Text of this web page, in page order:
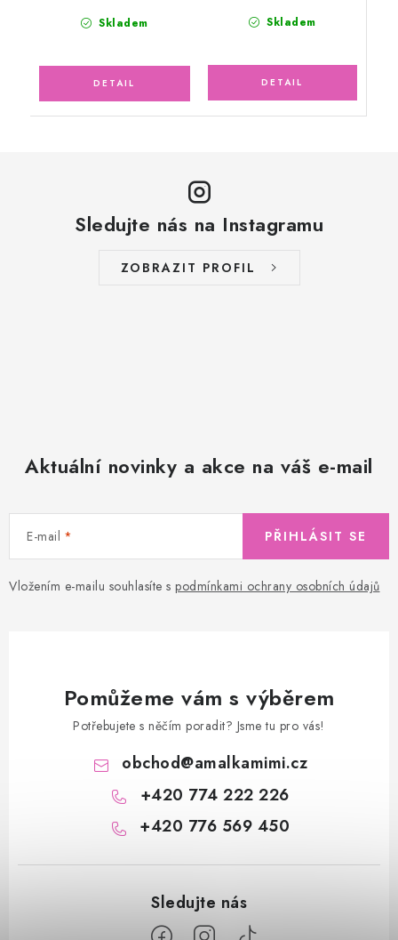
Skladem Skladem
Sledujte nás na Instagramu
ZOBRAZIT PROFIL
Aktuální novinky a akce na váš e-mail
E-mail
Vložením e-mailu souhlasíte s podmínkami ochrany osobních údajů
PŘIHLÁSIT SE
Pomůžeme vám s výběrem
Potřebujete s něčím poradit? Jsme tu pro vás!
obchod@amalkamimi.cz
+420 774 222 226
+420 776 569 450